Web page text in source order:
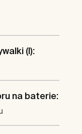
(l):
na baterie: